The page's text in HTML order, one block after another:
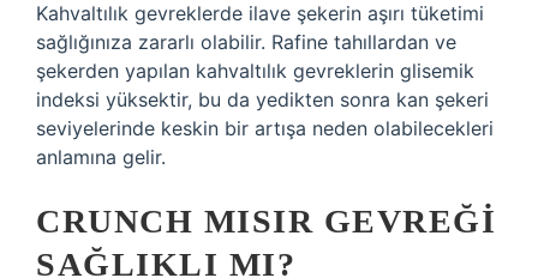
Kahvaltılık gevreklerde ilave şekerin aşırı tüketimi
sağlığınıza zararlı olabilir. Rafine tahıllardan ve
şekerden yapılan kahvaltılık gevreklerin glisemik
indeksi yüksektir, bu da yedikten sonra kan şekeri
seviyelerinde keskin bir artışa neden olabilecekleri
anlamına gelir.
CRUNCH MISIR GEVREĞI
SAĞLIKLI MI?